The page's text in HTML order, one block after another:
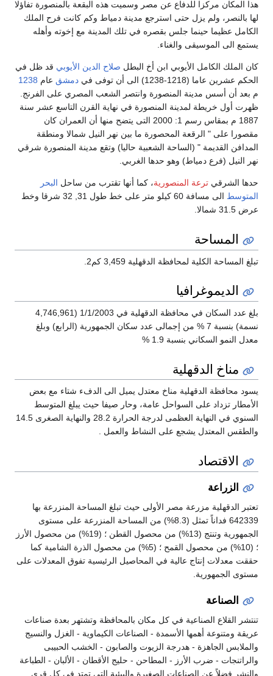
هذا المكان مركزا للدفاع عن مصر وسميت هذه البقعة بالمنصورة تفاؤلا
لها بالنصر، ولم يزل حتى استرجع مدينة دمياط وكم كانت فرح الملك
الكامل عظيما حينما جلس بقصره في تلك المدينة مع إخوته وأهله
يستمع الى الموسيقى والغناء.
كان الملك الكامل الأيوبي ابن أخ البطلصلاح الدين الأيوبيقد ظل في
الحكم عشرين عاما (1218-1238) الى أن توفى في
دمشقعام1238
م بعد أن أسس مدينة المنصورة وانتصر الشعب المصري على الفرنج.
ظهرت أول خريطة لمدينة المنصورة في نهاية القرن التاسع عشر سنة
1887 م بمقاس رسم 1: 2000 التى يتضح منها أن العمران كان
مقصورا على " الرقعة المحصورة ما بين نهر النيل شمالا ومنطقة
المدافن القديمة " (الساحة الشعبية حاليا) وتقع مدينة المنصورة شرقي
نهر النيل (فرع دمياط) وهو حدها الغربي.
حدها الشرقيترعة المنصورية، كما أنها تقترب من ساحلالبحر
المتوسط
الى مسافة 60 كيلو متر على خط طول 31, 32 شرقا وخط
عرض 31.5 شمالا.
المساحة
تبلغ المساحة الكلية لمحافظة الدقهلية 3,459 كم2.
الديموغرافيا
بلغ عدد السكان في محافظة الدقهلية في 1/1/2003 (4,746,961
نسمة) بنسبة 7 % من إجمالى عدد سكان الجمهورية (الرابع) وبلغ
معدل النمو السكاني بنسبة 1.9 %
مناخ الدقهلية
يسود محافظة الدقهلية مناخ معتدل يميل الى الدفء شتاء مع بعض
الأمطار تزداد على السواحل عامة، وحار صيفا حيث يبلغ المتوسط
السنوي في النهاية العظمى لدرجة الحرارة 28.2 والنهاية الصغرى 14.5
والطقس المعتدل يشجع على النشاط والعمل .
الاقتصاد
الزراعة
تعتبر الدقهلية مزرعة مصر الأولى حيث تبلغ المساحة المنزرعة بها
642339 فداناً تمثل (8.3%) من المساحة المنزرعة على مستوى
الجمهورية وتنتج (13%) من محصول القطن ؛ (19%) من محصول الأرز
؛ (10%) من محصول القمح ؛ (5%) من محصول الذرة الشامية كما
حققت معدلات إنتاج عالية في المحاصيل الرئيسية تفوق المعدلات على
مستوى الجمهورية.
الصناعة
تنتشر القلاع الصناعية في كل مكان بالمحافظة وتشتهر بعدة صناعات
عريقة ومتنوعة أهمها الأسمدة - الصناعات الكيماوية - الغزل والنسيج
والملابس الجاهزة - هدرجة الزيوت والصابون - الخشب الحبيبى
والراتنجات - ضرب الأرز - المطاحن - حليج الأقطان - الألبان - الطباعة
والنشر فضلاً عن الصناعات الصغيرة والبيئية التي تمتد في كل قرى